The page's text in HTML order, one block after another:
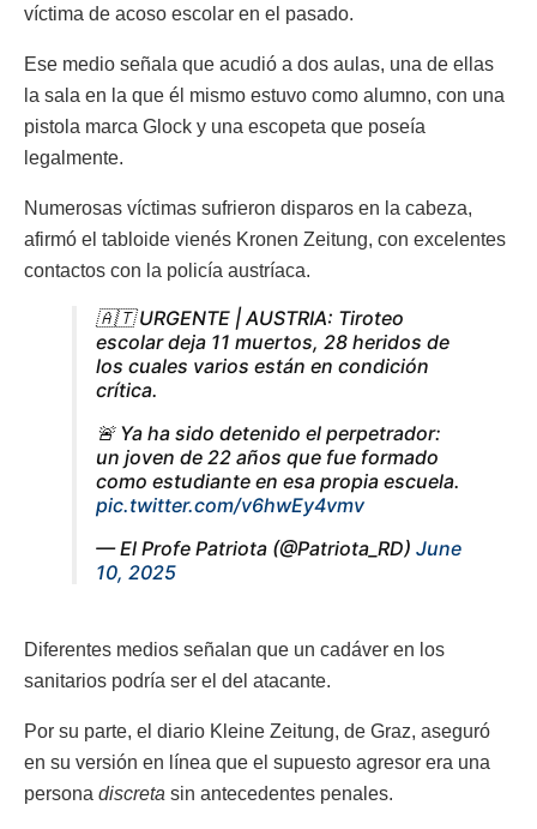
víctima de acoso escolar en el pasado.
Ese medio señala que acudió a dos aulas, una de ellas
la sala en la que él mismo estuvo como alumno, con una
pistola marca Glock y una escopeta que poseía
legalmente.
Numerosas víctimas sufrieron disparos en la cabeza,
afirmó el tabloide vienés Kronen Zeitung, con excelentes
contactos con la policía austríaca.
🇦🇹 URGENTE | AUSTRIA: Tiroteo
escolar deja 11 muertos, 28 heridos de
los cuales varios están en condición
crítica.
🚨 Ya ha sido detenido el perpetrador:
un joven de 22 años que fue formado
como estudiante en esa propia escuela.
pic.twitter.com/v6hwEy4vmv
— El Profe Patriota (@Patriota_RD) June
10, 2025
Diferentes medios señalan que un cadáver en los
sanitarios podría ser el del atacante.
Por su parte, el diario Kleine Zeitung, de Graz, aseguró
en su versión en línea que el supuesto agresor era una
persona discreta sin antecedentes penales.